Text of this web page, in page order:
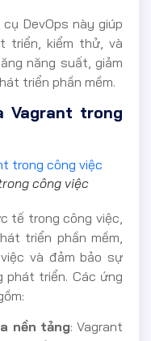
DevOps này giúp
triển, kiểm thử, và
năng suất, giảm
triển phần mềm.
trong
công việc
tế trong công việc,
triển phần mềm,
và đảm bảo sự
phát triển. Các ứng
nền tảng: Vagrant